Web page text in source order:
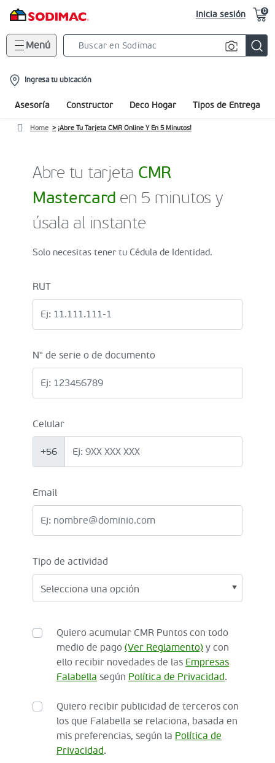
Inicia sesión 0
Menú
location-
icon
Ingresa tu ubicación
Asesoría Constructor Deco Hogar Tipos de Entrega
Home ¡Abre Tu Tarjeta CMR Online Y En 5 Minutos!
Abre tu tarjeta CMR
Mastercard en 5 minutos y
úsala al instante
Solo necesitas tener tu Cédula de Identidad.
RUT
N° de serie o de documento
Celular
+56
Email
Tipo de actividad
Quiero acumular CMR Puntos con todo
medio de pago (Ver Reglamento) y con
ello recibir novedades de las Empresas
Falabella según Política de Privacidad.
Quiero recibir publicidad de terceros con
los que Falabella se relaciona, basada en
mis preferencias, según la Política de
Privacidad.